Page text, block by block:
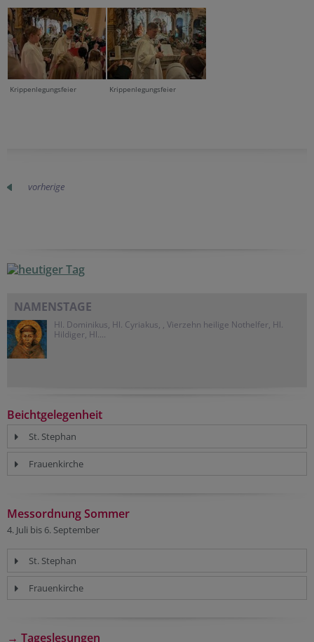
Krippenlegungsfeier Krippenlegungsfeier
vorherige
NAMENSTAGE
Hl. Dominikus, Hl. Cyriakus, , Vierzehn heilige Nothelfer, Hl.
Hildiger, Hl....
Beichtgelegenheit
St. Stephan
Frauenkirche
Messordnung Sommer
4. Juli bis 6. September
St. Stephan
Frauenkirche
→ Tageslesungen